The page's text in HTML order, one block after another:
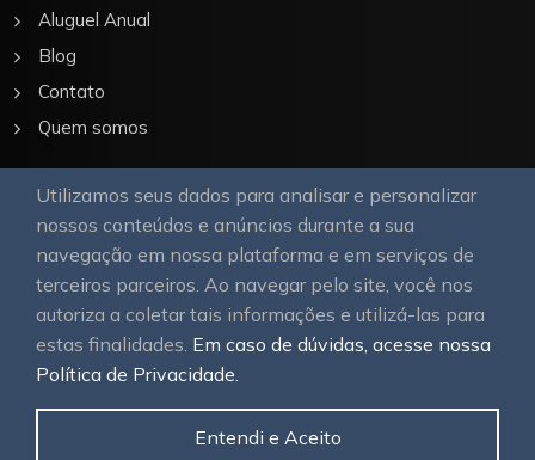
Utilizamos seus dados para analisar e personalizar
nossos conteúdos e anúncios durante a sua
navegação em nossa plataforma e em serviços de
terceiros parceiros. Ao navegar pelo site, você nos
autoriza a coletar tais informações e utilizá-las para
estas finalidades. Em caso de dúvidas, acesse nossa
Política de Privacidade.
Entendi e Aceito
Aluguel Anual
Blog
Contato
Quem somos
Nossa Galeria
© 2026OAWEB site e sistemas para imobiliárias
os direitos reservados.